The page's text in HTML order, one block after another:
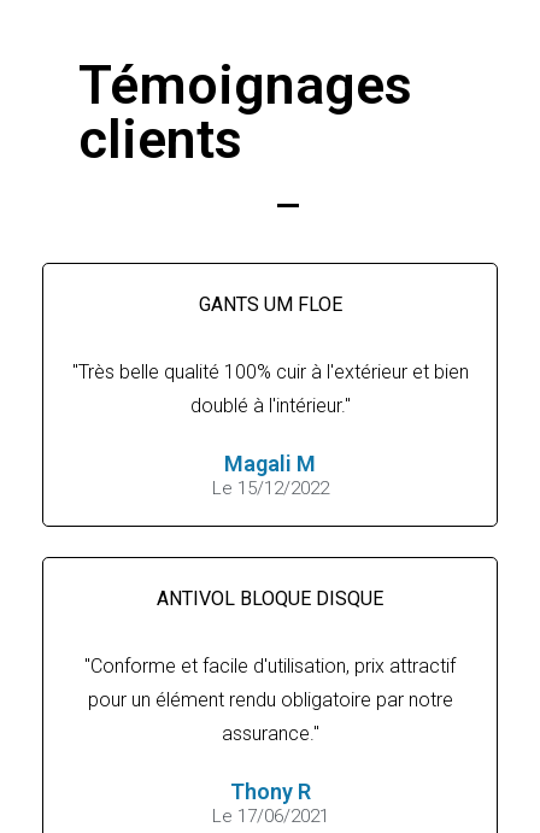
Témoignages
clients
GANTS UM FLOE
"Très belle qualité 100% cuir à l'extérieur et bien
doublé à l'intérieur."
Magali M
Le 15/12/2022
ANTIVOL BLOQUE DISQUE
"Conforme et facile d'utilisation, prix attractif
pour un élément rendu obligatoire par notre
assurance."
Thony R
Le 17/06/2021